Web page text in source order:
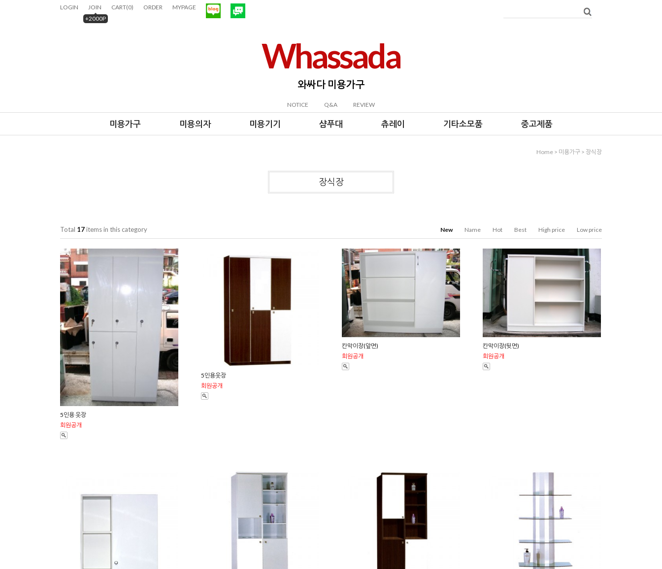
LOGIN
JOIN
+2000P
CART(0) ORDER MYPAGE
Whassada
와싸다 미용가구
NOTICE Q&A REVIEW
미용가구 미용의자 미용기기 샴푸대 츄레이 기타소모품 중고제품
Home > 미용가구 > 장식장
장식장
Total 17items in this category New Name Hot Best High price Low price
5인용 옷장
회원공개
5인용옷장
회원공개
칸막이장(앞면)
회원공개
칸막이장(뒷면)
회원공개